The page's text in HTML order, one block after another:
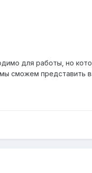
для работы, но
сможем представить